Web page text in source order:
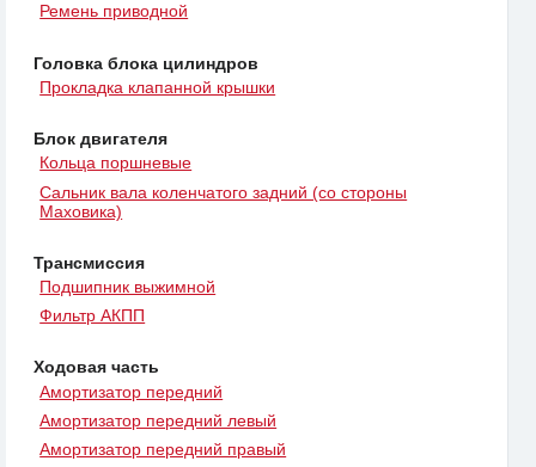
Ремень приводной
Головка блока цилиндров
Прокладка клапанной крышки
Блок двигателя
Кольца поршневые
Сальник вала коленчатого задний (со стороны
Маховика)
Трансмиссия
Подшипник выжимной
Фильтр АКПП
Ходовая часть
Амортизатор передний
Амортизатор передний левый
Амортизатор передний правый